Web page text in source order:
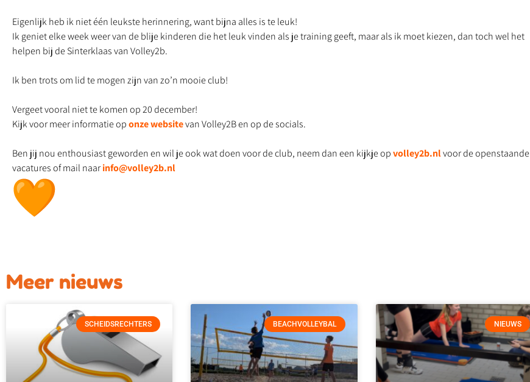
Eigenlijk heb ik niet één leukste herinnering, want bijna alles is te leuk!
Ik geniet elke week weer van de blije kinderen die het leuk vinden als je training geeft, maar als ik moet kiezen, dan toch wel het
helpen bij de Sinterklaas van Volley2b.
Ik ben trots om lid te mogen zijn van zo’n mooie club!
Vergeet vooral niet te komen op 20 december!
Kijk voor meer informatie oponze websitevan Volley2B en op de socials.
Ben jij nou enthousiast geworden en wil je ook wat doen voor de club, neem dan een kijkje opvolley2b.nlvoor de openstaande
vacatures of mail naarinfo@volley2b.nl
Meer nieuws
SCHEIDSRECHTERS BEACHVOLLEYBAL NIEUWS